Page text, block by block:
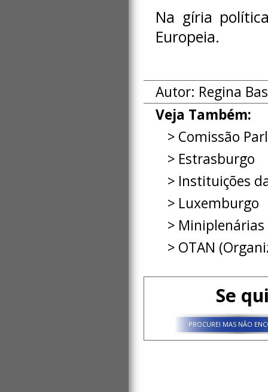
Na gíria
Europeia.
Autor: Regina
Veja Também:
Comissão
Estrasburgo
Instituições
Luxemburgo
Miniplenárias
OTAN
Se
PROCUREI MAS NÃO